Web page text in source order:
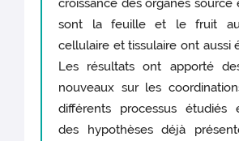
croissance des organes source
sont la feuille et le fruit
cellulaire et tissulaire ont aussi
Les résultats ont apporté
nouveaux sur les
différents processus étudiés
des hypothèses déjà